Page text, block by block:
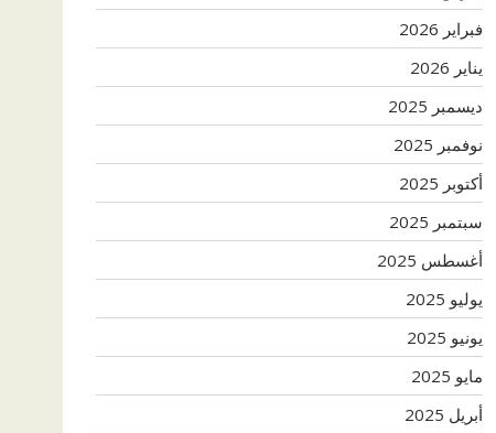
فبراير 2026
يناير 2026
ديسمبر 2025
نوفمبر 2025
أكتوبر 2025
سبتمبر 2025
أغسطس 2025
يوليو 2025
يونيو 2025
مايو 2025
أبريل 2025